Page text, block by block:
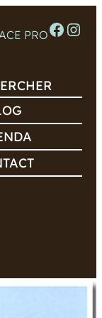
PROFacebook Instagram